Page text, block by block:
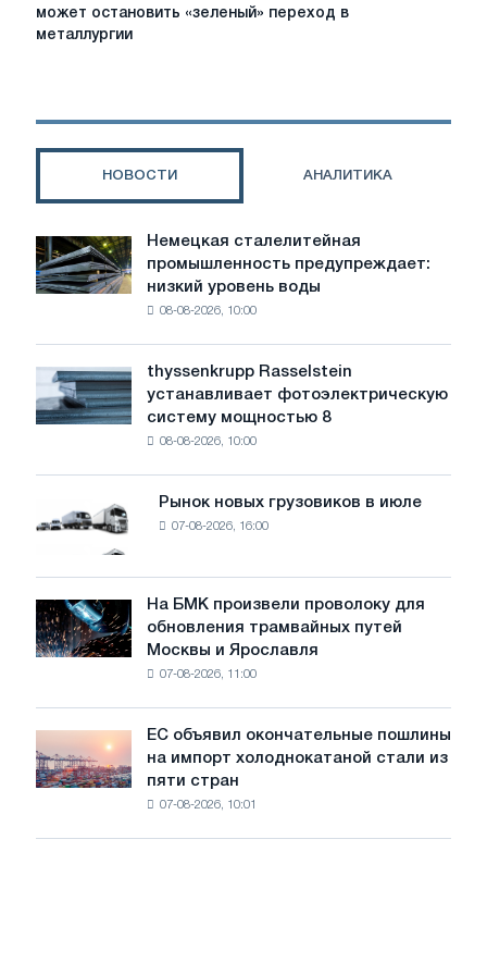
может
может остановить «зеленый» переход в
металлургии
НОВОСТИ АНАЛИТИКА
Немецкая
сталелитейная
промышленность
предупреждает:
воды
угрожает
безопасности
Немецкая сталелитейная
промышленность предупреждает:
низкий уровень воды
08-08-2026, 10:00
thyssenkrupp
Rasselstein
устанавливает
фотоэлектрическую
достижения
целей
обезуглероживания
thyssenkrupp Rasselstein
устанавливает фотоэлектрическую
систему мощностью 8
08-08-2026, 10:00
Рынок
новых
грузовиков
в
июле
Рынок новых грузовиков в июле
07-08-2026, 16:00
На
БМК
произвели
трамвайных
путей
Москвы
Ярославля
На БМК произвели проволоку для
обновления трамвайных путей
Москвы и Ярославля
07-08-2026, 11:00
объявил
окончательные
ЕС объявил окончательные пошлины
на импорт холоднокатаной стали из
пяти стран
07-08-2026, 10:01